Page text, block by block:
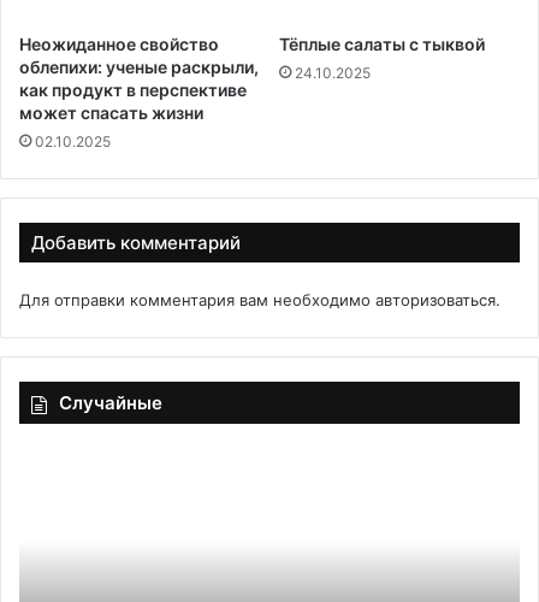
Неожиданное свойство
облепихи: ученые раскрыли,
как продукт в перспективе
может спасать жизни
02.10.2025
Тёплые салаты с тыквой
24.10.2025
Добавить комментарий
Для отправки комментария вам необходимо авторизоваться.
Случайные